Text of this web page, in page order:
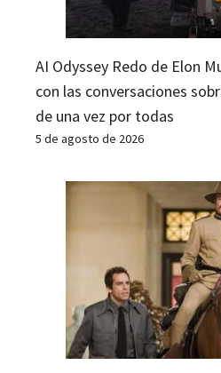
AI Odyssey Redo de Elon
con las conversaciones
de una vez por todas
5 de agosto de 2026